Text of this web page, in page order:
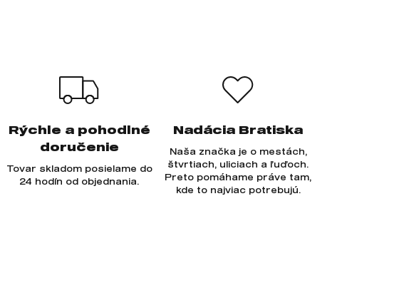
Rýchle a pohodlné
doručenie
Tovar skladom posielame do
24 hodín od objednania.
Nadácia Bratiska
Naša značka je o mestách,
štvrtiach, uliciach a ľuďoch.
Preto pomáhame práve tam,
kde to najviac potrebujú.